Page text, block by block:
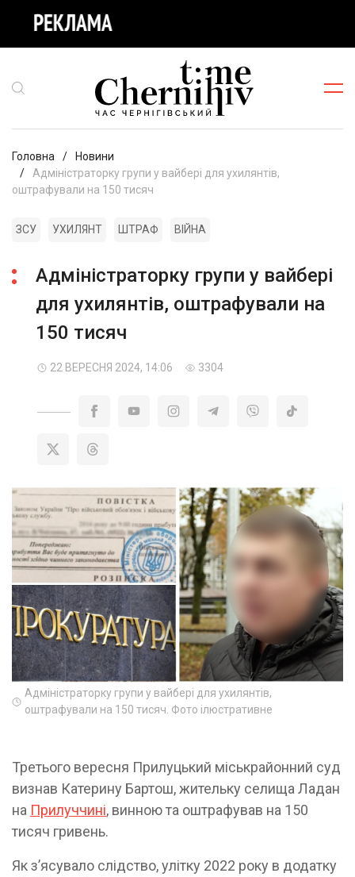
Головна
Новини
Адміністраторку групи у вайбері для ухилянтів,
оштрафували на 150 тисяч
ЗСУ УХИЛЯНТ ШТРАФ ВІЙНА
Адміністраторку групи у вайбері
для ухилянтів, оштрафували на
150 тисяч
22 ВЕРЕСНЯ 2024, 14:06 3304
Адміністраторку групи у вайбері для ухилянтів,
оштрафували на 150 тисяч. Фото ілюстративне
Третього вересня Прилуцький міськрайонний суд
визнав Катерину Бартош, жительку селища Ладан
на Прилуччині, винною та оштрафував на 150
тисяч гривень.
Як з’ясувало слідство, улітку 2022 року в додатку